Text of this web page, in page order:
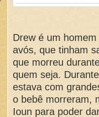
Drew é um
avós, que tinham
que morreu
quem seja.
estava com
o bebê morreram,
Ioun para poder